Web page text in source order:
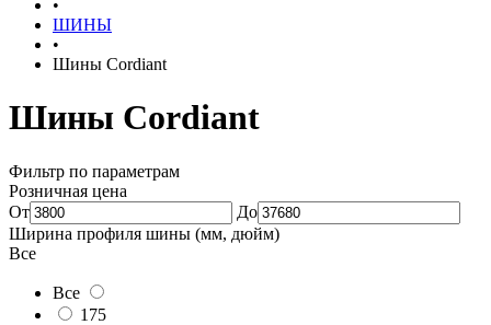
•
ШИНЫ
•
Шины Cordiant
Шины Cordiant
Фильтр по параметрам
Розничная цена
От
До
Ширина профиля шины (мм, дюйм)
Все
Все
175